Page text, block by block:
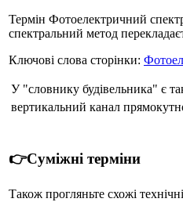
Термін Фотоелектричний
спектральний метод
Ключові слова сторінки:
У "словнику будівельника" є
вертикальний канал
👉Суміжні терміни
Також прогляньте схожі